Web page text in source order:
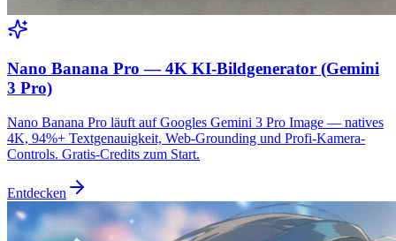
Nano Banana Pro — 4K KI-Bildgenerator (Gemini
3 Pro)
Nano Banana Pro läuft auf Googles Gemini 3 Pro Image — natives
4K, 94%+ Textgenauigkeit, Web-Grounding und Profi-Kamera-
Controls. Gratis-Credits zum Start.
Entdecken